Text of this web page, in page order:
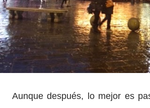
Aunque después, lo mejor es